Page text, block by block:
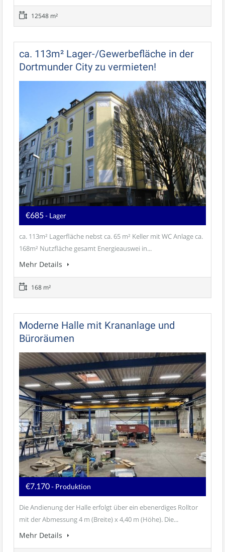
12548 m²
ca. 113m² Lager-/Gewerbefläche in der
Dortmunder City zu vermieten!
€685- Lager
ca. 113m² Lagerfläche nebst ca. 65 m² Keller mit WC Anlage ca.
168m² Nutzfläche gesamt Energieauswei in...
Mehr Details
168 m²
Moderne Halle mit Krananlage und
Büroräumen
€7.170- Produktion
Die Andienung der Halle erfolgt über ein ebenerdiges Rolltor
mit der Abmessung 4 m (Breite) x 4,40 m (Höhe). Die...
Mehr Details